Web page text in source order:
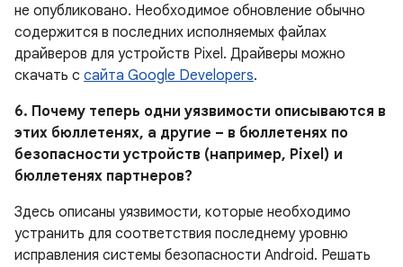
не опубликовано. Необходимое обновление обычно
содержится в последних исполняемых файлах
драйверов для устройств Pixel. Драйверы можно
скачать с сайта Google Developers.
6. Почему теперь одни уязвимости описываются в
этих бюллетенях, а другие – в бюллетенях по
безопасности устройств (например, Pixel) и
бюллетенях партнеров?
Здесь описаны уязвимости, которые необходимо
устранить для соответствия последнему уровню
исправления системы безопасности Android. Решать